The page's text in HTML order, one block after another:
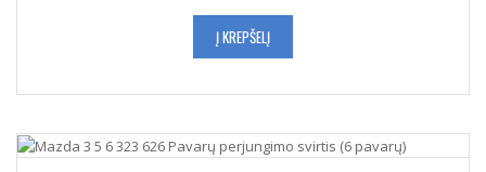
Į KREPŠELĮ